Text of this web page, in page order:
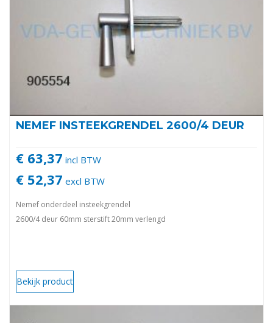
NEMEF INSTEEKGRENDEL 2600/4 DEUR
€ 63,37 incl BTW
€ 52,37 excl BTW
Nemef onderdeel insteekgrendel
2600/4 deur 60mm sterstift 20mm verlengd
Bekijk product